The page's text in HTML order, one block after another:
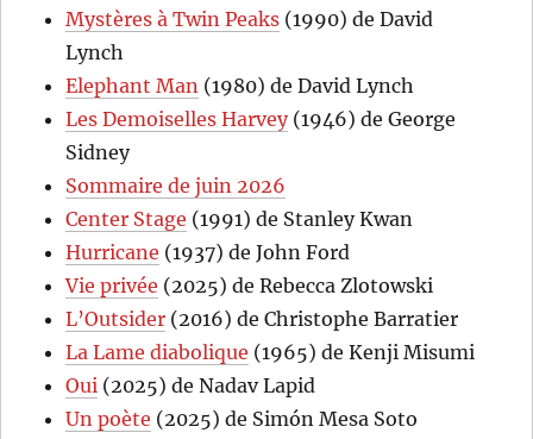
Mystères à Twin Peaks (1990) de David
Lynch
Elephant Man (1980) de David Lynch
Les Demoiselles Harvey(1946) de George
Sidney
Sommaire de juin 2026
Center Stage (1991) de Stanley Kwan
Hurricane (1937) de John Ford
Vie privée (2025) de Rebecca Zlotowski
L’Outsider (2016) de Christophe Barratier
La Lame diabolique (1965) de Kenji Misumi
Oui (2025) de Nadav Lapid
Un poète (2025) de Simón Mesa Soto